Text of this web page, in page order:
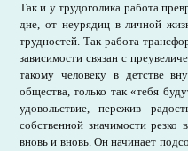
Так и у трудоголика работа
дне, от неурядиц в личной
трудностей. Так работа
зависимости связан с
такому человеку в детстве
общества, только так «тебя
удовольствие, пережив
собственной значимости резко
вновь и вновь. Он начинает